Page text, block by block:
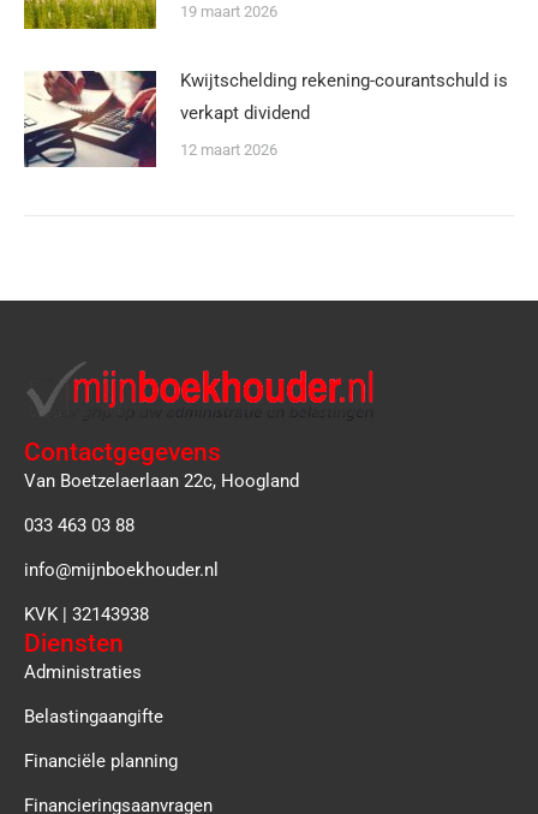
19 maart 2026
Kwijtschelding rekening-courantschuld is
verkapt dividend
12 maart 2026
Contactgegevens
Van Boetzelaerlaan 22c, Hoogland
033 463 03 88
info@mijnboekhouder.nl
KVK | 32143938
Diensten
Administraties
Belastingaangifte
Financiële planning
Financieringsaanvragen